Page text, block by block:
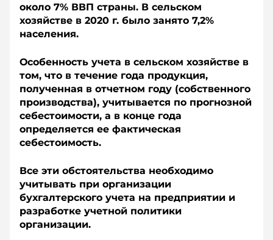
около 7% ВВП страны. В сельском
хозяйстве в 2020 г. было занято 7,2%
населения.
Особенность учета в сельском хозяйстве в
том, что в течение года продукция,
полученная в отчетном году (собственного
производства), учитывается по прог­нозной
себестоимости, а в конце года
определяется ее фактическая
себестоимость.
Все эти обстоятельства необходимо
учитывать при организации
бухгалтерского учета на предприятии и
разработке учетной политики
организации.